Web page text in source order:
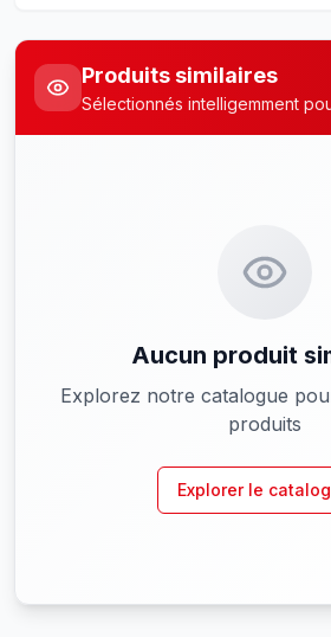
Produits similaires
Sélectionnés intelligemment
Aucun produit
Explorez notre catalogue
produits
Explorer le